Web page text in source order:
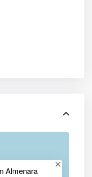
Almenara